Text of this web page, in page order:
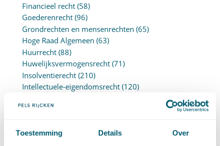
Toestemming Details Over
Financieel recht(58)
Goederenrecht(96)
Grondrechten en mensenrechten (65)
Hoge Raad Algemeen (63)
Huurrecht(88)
Huwelijksvermogensrecht(71)
Insolventierecht(210)
Intellectuele-eigendomsrecht(120)
Internationaal publiekrecht
Mededingingsrecht
(26)